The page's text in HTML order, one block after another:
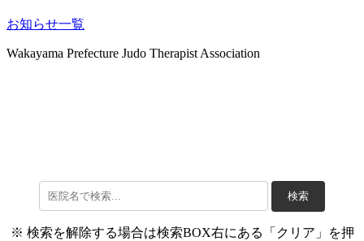
お知らせ一覧
Wakayama Prefecture Judo Therapist Association
検索
※ 検索を解除する場合は検索BOX右にある「クリア」を押